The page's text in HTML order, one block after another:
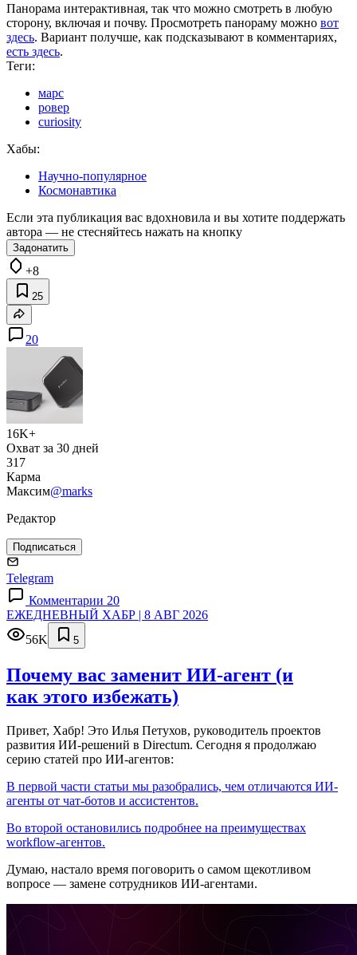
Панорама интерактивная, так что можно смотреть в любую
сторону, включая и почву. Просмотреть панораму можно вот
здесь. Вариант получше, как подсказывают в комментариях,
есть здесь.
Теги:
марс
ровер
curiosity
Хабы:
Научно-популярное
Космонавтика
Если эта публикация вас вдохновила и вы хотите поддержать
автора — не стесняйтесь нажать на кнопку
Задонатить
+8
25
20
16K+
Охват за 30 дней
317
Карма
Максим@marks
Редактор
Подписаться
Telegram
Комментарии 20
ЕЖЕДНЕВНЫЙ ХАБР | 8 АВГ 2026
56K
5
Почему вас заменит ИИ‑агент (и
как этого избежать)
Привет, Хабр! Это Илья Петухов, руководитель проектов
развития ИИ-решений в Directum. Сегодня я продолжаю
серию статей про ИИ-агентов:
В первой части статьи мы разобрались, чем отличаются ИИ-
агенты от чат-ботов и ассистентов.
Во второй остановились подробнее на преимуществах
workflow-агентов.
Думаю, настало время поговорить о самом щекотливом
вопросе — замене сотрудников ИИ-агентами.